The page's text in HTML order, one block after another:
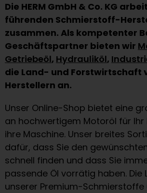
Die HERM GmbH & Co. KG
führenden Schmierstoff-
zusammen. Als kompetenter
Geschäftspartner bieten wir
Getriebeöl, Hydrauliköl,
die Land- und Forstwirtschaft
Herstellern an.
Unser Online-Shop bietet eine
an hochwertigem Motoröl für Ihr
ihre Maschine. Unser breites
dafür, dass Sie den
schnell finden und dass Sie
passende Öl vorrätig haben. Die
unserer Premium-Schmierstoffe